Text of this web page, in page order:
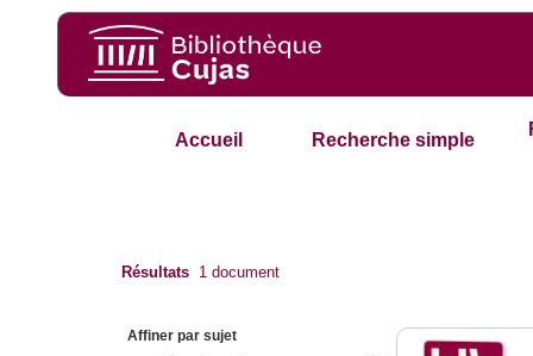
Accueil Recherche simple
Résultats 1 document
Affiner par sujet